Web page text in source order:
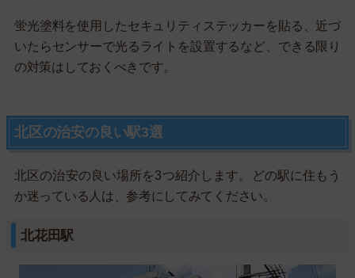
蛍光塗料を使用したセキュリティステッカーを貼る、近づ
いたらセンサーで光るライトを設置するなど、できる限り
の対策はしておくべきです。
北区の治安の良い駅3選
北区の治安の良い場所を3つ紹介します。どの駅に住もう
か迷っている人は、参考にしてみてください。
北花田駅